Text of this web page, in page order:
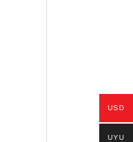
USD
UYU